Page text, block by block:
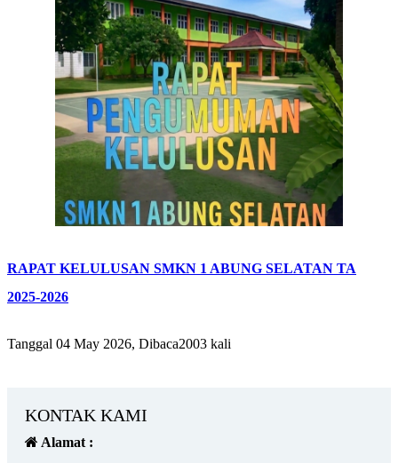
RAPAT KELULUSAN SMKN 1 ABUNG SELATAN TA
2025-2026
Tanggal 04 May 2026, Dibaca2003 kali
KONTAK KAMI
Alamat :